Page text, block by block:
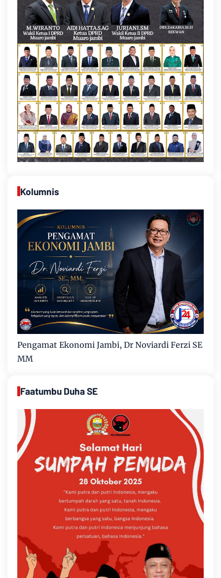
Kolumnis
Pengamat Ekonomi Jambi, Dr Noviardi Ferzi SE
MM
Faatumbu Duha SE